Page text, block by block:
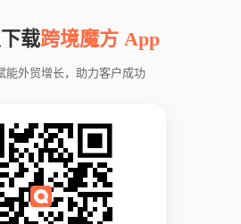
载跨境魔方 App
能外贸增长，助力客户成功